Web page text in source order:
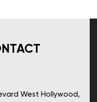
West Hollywood,